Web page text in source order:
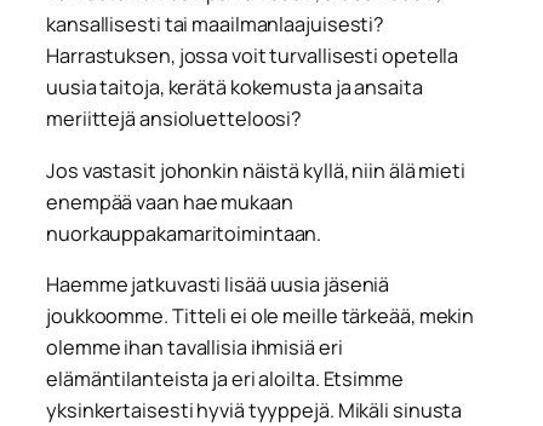
kansallisesti tai maailmanlaajuisesti?
Harrastuksen, jossa voit turvallisesti opetella
uusia taitoja, kerätä kokemusta ja ansaita
meriittejä ansioluetteloosi?
Jos vastasit johonkin näistä kyllä, niin älä mieti
enempää vaan hae mukaan
nuorkauppakamaritoimintaan.
Haemme jatkuvasti lisää uusia jäseniä
joukkoomme. Titteli ei ole meille tärkeää, mekin
olemme ihan tavallisia ihmisiä eri
elämäntilanteista ja eri aloilta. Etsimme
yksinkertaisesti hyviä tyyppejä. Mikäli sinusta